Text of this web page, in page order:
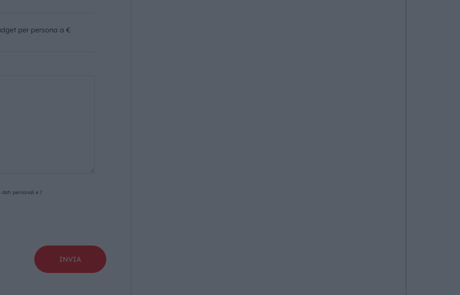
per persona a €
personali e l’